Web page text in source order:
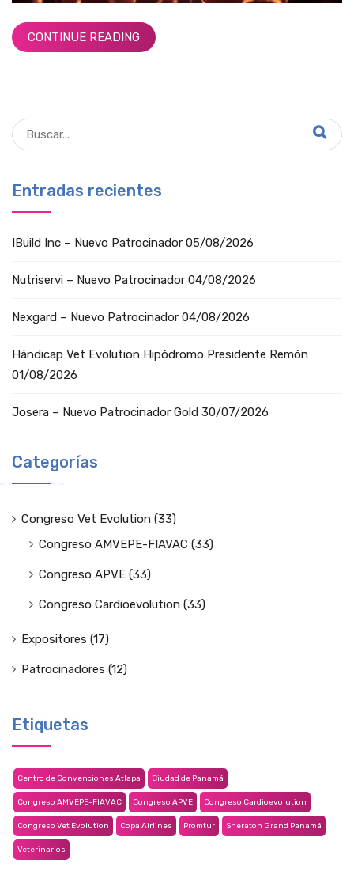
CONTINUE READING
Entradas recientes
IBuild Inc – Nuevo Patrocinador 05/08/2026
Nutriservi – Nuevo Patrocinador 04/08/2026
Nexgard – Nuevo Patrocinador 04/08/2026
Hándicap Vet Evolution Hipódromo Presidente Remón
01/08/2026
Josera – Nuevo Patrocinador Gold 30/07/2026
Categorías
Congreso Vet Evolution (33)
Congreso AMVEPE-FIAVAC (33)
Congreso APVE (33)
Congreso Cardioevolution (33)
Expositores (17)
Patrocinadores (12)
Etiquetas
Centro de Convenciones Atlapa Ciudad de Panamá
Congreso AMVEPE-FIAVAC Congreso APVE Congreso Cardioevolution
Congreso Vet Evolution Copa Airlines Promtur Sheraton Grand Panamá
Veterinarios